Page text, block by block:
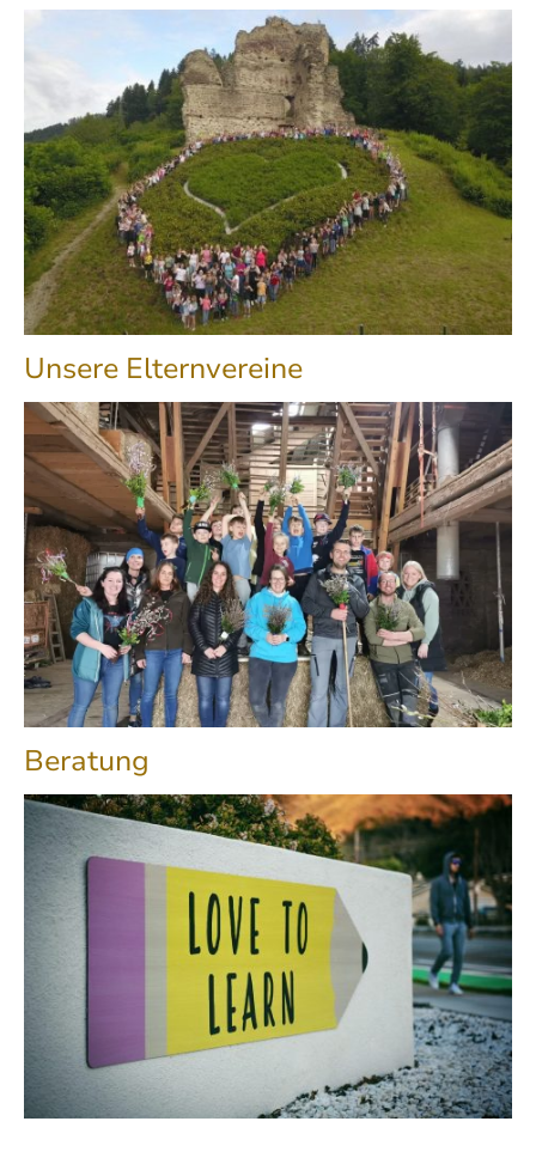
Unsere Elternvereine
Beratung